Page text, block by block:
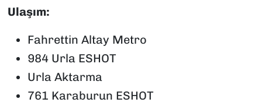
Ulaşım:
Fahrettin Altay Metro
984 Urla ESHOT
Urla Aktarma
761 Karaburun ESHOT